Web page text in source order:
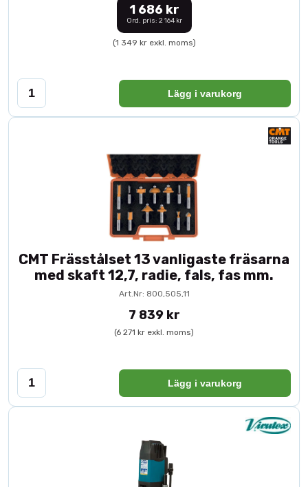
1 686 kr
Ord. pris: 2 164 kr
(1 349 kr exkl. moms)
Lägg i varukorg
CMT Frässtålset 13 vanligaste fräsarna
med skaft 12,7, radie, fals, fas mm.
Art.Nr: 800,505,11
7 839 kr
(6 271 kr exkl. moms)
Lägg i varukorg